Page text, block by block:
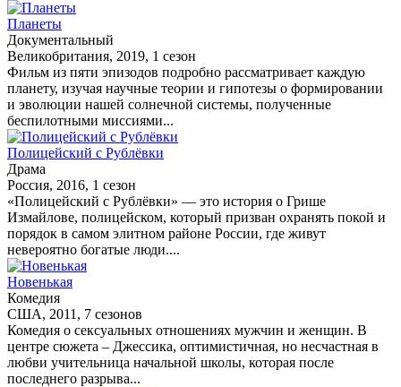
Планеты
Документальный
Великобритания, 2019, 1 сезон
Фильм из пяти эпизодов подробно рассматривает каждую
планету, изучая научные теории и гипотезы о формировании
и эволюции нашей солнечной системы, полученные
беспилотными миссиями...
Полицейский с Рублёвки
Драма
Россия, 2016, 1 сезон
«Полицейский с Рублёвки» — это история о Грише
Измайлове, полицейском, который призван охранять покой и
порядок в самом элитном районе России, где живут
невероятно богатые люди....
Новенькая
Комедия
США, 2011, 7 сезонов
Комедия о сексуальных отношениях мужчин и женщин. В
центре сюжета – Джессика, оптимистичная, но несчастная в
любви учительница начальной школы, которая после
последнего разрыва...